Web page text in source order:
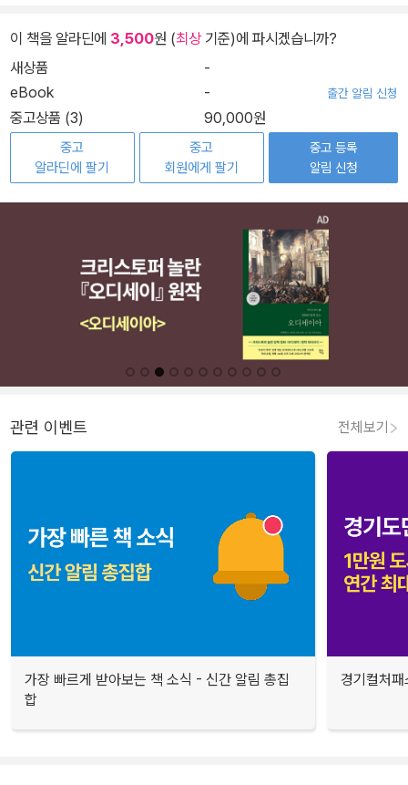
이 책을 알라딘에 3,500원 (최상기준)에 파시겠습니까?
새상품
-
eBook
- 출간 알림 신청
중고상품 (3) 90,000원
중고
알라딘에 팔기
중고
회원에게 팔기
중고 등록
알림 신청
관련 이벤트 전체보기
가장 빠르게 받아보는 책 소식 - 신간 알림 총집
합
경기컬처